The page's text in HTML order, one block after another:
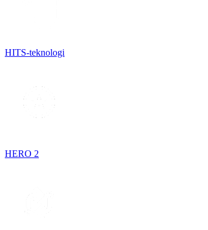
HITS-teknologi
HERO 2